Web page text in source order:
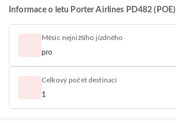
Informace o letu Porter Airlines PD482 (POE)
Měsíc nejnižšího jízdného
pro
Celkový počet destinací
1